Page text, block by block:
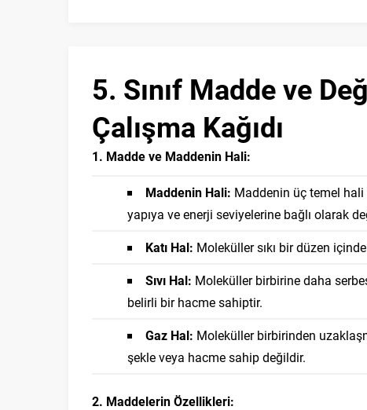
5. Sınıf Madde ve
Çalışma Kağıdı
1. Madde ve Maddenin Hali:
Maddenin Hali: Maddenin üç temel hali
yapıya ve enerji seviyelerine bağlı olarak
Katı Hal: Moleküller sıkı bir düzen
Sıvı Hal: Moleküller birbirine daha
belirli bir hacme sahiptir.
Gaz Hal: Moleküller birbirinden
şekle veya hacme sahip değildir.
2. Maddelerin Özellikleri: